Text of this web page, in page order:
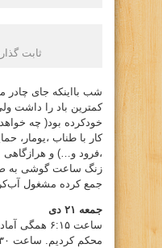
ثابت
شب بااینکه جای چادر
کمترین باد را داشت
کار با طناب ،یومار،
،فرود و…) و هرازگاهی
جمع کرده مشغول
جمعه ۲۱ دی
ساعت ۶:۱۵